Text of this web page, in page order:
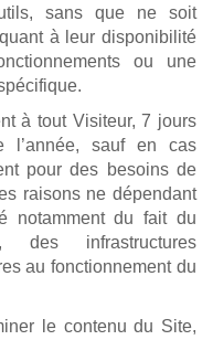
sans que ne soit
à leur disponibilité
ou une
à tout Visiteur, 7 jours
sauf en cas
pour des besoins de
raisons ne dépendant
notamment du fait du
des infrastructures
au fonctionnement du
le contenu du Site,